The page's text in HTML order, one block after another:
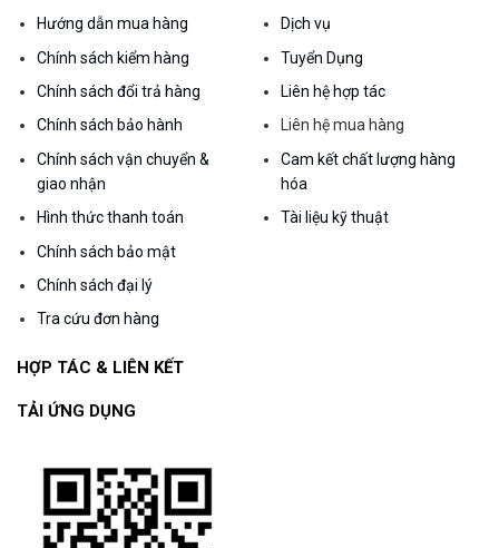
Hướng dẫn mua hàng
Chính sách kiểm hàng
Chính sách đổi trả hàng
Chính sách bảo hành
Chính sách vận chuyển &
giao nhận
Hình thức thanh toán
Chính sách bảo mật
Chính sách đại lý
Tra cứu đơn hàng
Dịch vụ
Tuyển Dụng
Liên hệ hợp tác
Liên hệ mua hàng
Cam kết chất lượng hàng
hóa
Tài liệu kỹ thuật
HỢP TÁC & LIÊN KẾT
TẢI ỨNG DỤNG